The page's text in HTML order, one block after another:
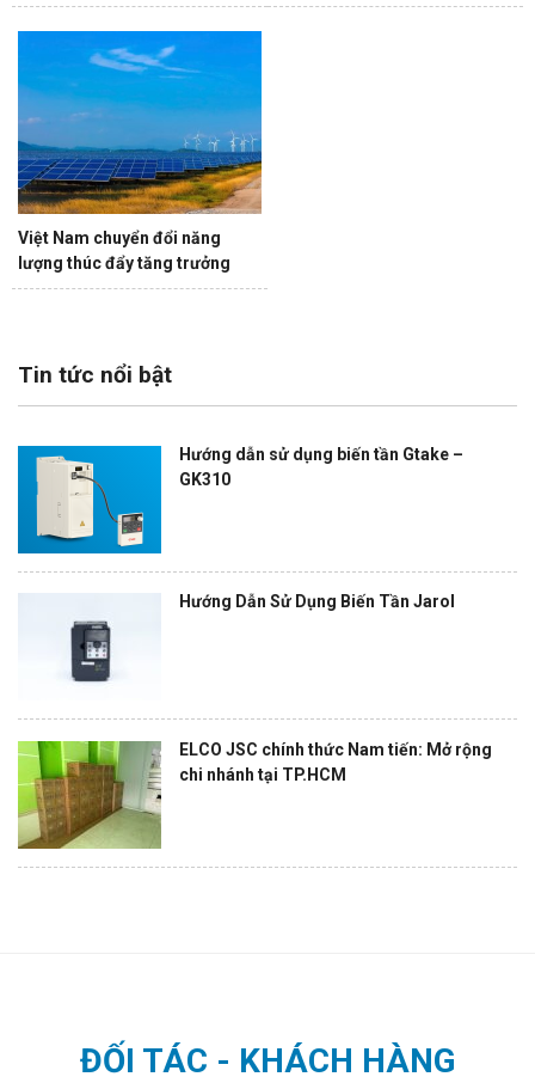
Việt Nam chuyển đổi năng
lượng thúc đẩy tăng trưởng
Tin tức nổi bật
Hướng dẫn sử dụng biến tần Gtake –
GK310
Hướng Dẫn Sử Dụng Biến Tần Jarol
ELCO JSC chính thức Nam tiến: Mở rộng
chi nhánh tại TP.HCM
ĐỐI TÁC - KHÁCH HÀNG